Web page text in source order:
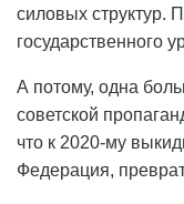
силовых структур.
государственного
А потому, одна
советской
что к 2020-му
Федерация,